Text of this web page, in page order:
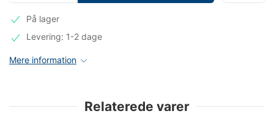
På lager
Levering: 1-2 dage
Mere information
Relaterede varer